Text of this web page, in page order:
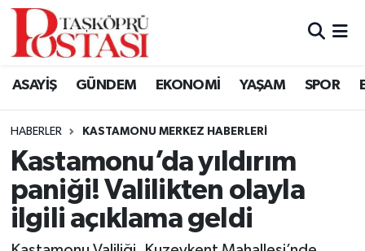
ASAYİŞ GÜNDEM EKONOMİ YAŞAM SPOR
HABERLER KASTAMONU MERKEZ HABERLERI
Kastamonu’da yıldırım
paniği! Valilikten olayla
ilgili açıklama geldi
Kastamonu Vefat Edenler
Araç Haberleri
Azdavay Haberleri